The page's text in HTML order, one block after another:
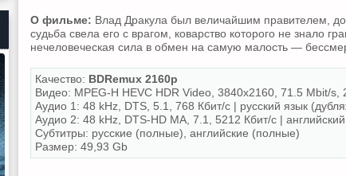
О фильме: Влад Дракула был величайшим правителем,
судьба свела его с врагом, коварство которого не знало
нечеловеческая сила в обмен на самую малость —
Качество: BDRemux 2160p
Видео: MPEG-H HEVC HDR Video, 3840x2160, 71.5 Mbit/s,
Аудио 1: 48 kHz, DTS, 5.1, 768 Кбит/с | русский язык
Аудио 2: 48 kHz, DTS-HD MA, 7.1, 5212 Кбит/с |
Субтитры: русские (полные), английские (полные)
Размер: 49,93 Gb